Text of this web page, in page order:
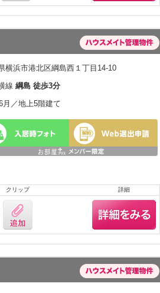
横浜市港北区綱島西１丁目14-10
線 綱島 徒歩3分
月／地上5階建て
クリップ 詳細